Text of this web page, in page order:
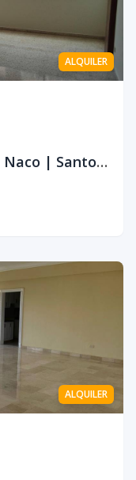
ALQUILER
Apartamento en Alquiler en Naco | Santo Domingo
ALQUILER